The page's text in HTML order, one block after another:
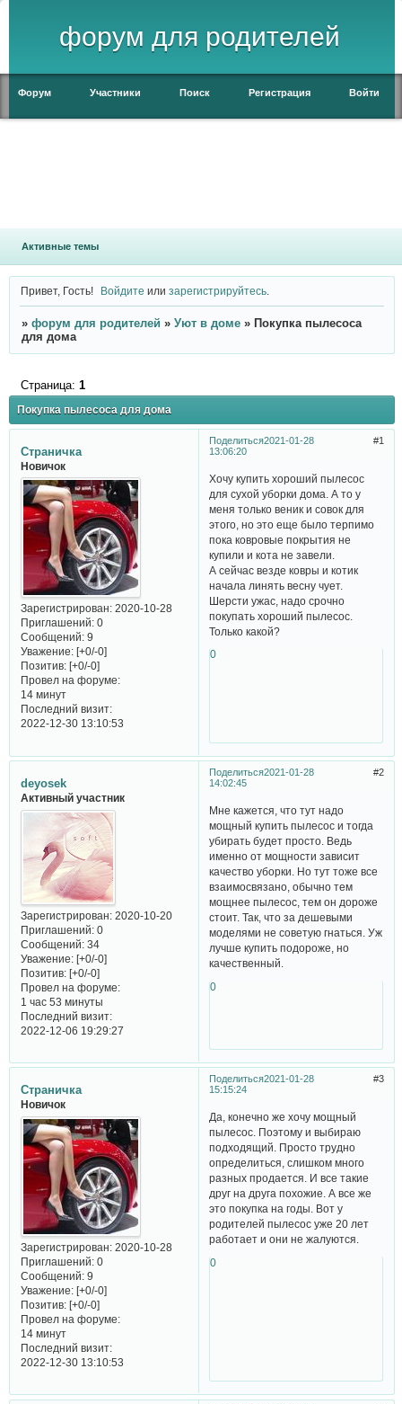
форум для родителей
Форум Участники Поиск Регистрация Войти
Активные темы
Привет, Гость! Войдите илизарегистрируйтесь
» форум для родителей » Уют в доме » Покупка пылесоса
для дома
Покупка пылесоса для дома
Страница: 1
Поделиться 1
2021-01-28
13:06:20
Страничка
Новичок
Зарегистрирован: 2020-10-28
Приглашений:0
Сообщений:9
Уважение: [+0/-0]
Позитив: [+0/-0]
Провел на форуме:
14 минут
Последний визит:
2022-12-30 13:10:53
Хочу купить хороший пылесос
для сухой уборки дома. А то у
меня только веник и совок для
этого, но это еще было терпимо
пока ковровые покрытия не
купили и кота не завели.
А сейчас везде ковры и котик
начала линять весну чует.
Шерсти ужас, надо срочно
покупать хороший пылесос.
Только какой?
0
Поделиться 2
2021-01-28
14:02:45
deyosek
Активный участник
Зарегистрирован: 2020-10-20
Приглашений:0
Сообщений:34
Уважение: [+0/-0]
Позитив: [+0/-0]
Провел на форуме:
1 час 53 минуты
Последний визит:
2022-12-06 19:29:27
Мне кажется, что тут надо
мощный купить пылесос и тогда
убирать будет просто. Ведь
именно от мощности зависит
качество уборки. Но тут тоже все
взаимосвязано, обычно тем
мощнее пылесос, тем он дороже
стоит. Так, что за дешевыми
моделями не советую гнаться. Уж
лучше купить подороже, но
качественный.
0
Поделиться 3
2021-01-28
15:15:24
Страничка
Новичок
Зарегистрирован: 2020-10-28
Приглашений:0
Сообщений:9
Уважение: [+0/-0]
Позитив: [+0/-0]
Провел на форуме:
14 минут
Последний визит:
2022-12-30 13:10:53
Да, конечно же хочу мощный
пылесос. Поэтому и выбираю
подходящий. Просто трудно
определиться, слишком много
разных продается. И все такие
друг на друга похожие. А все же
это покупка на годы. Вот у
родителей пылесос уже 20 лет
работает и они не жалуются.
0